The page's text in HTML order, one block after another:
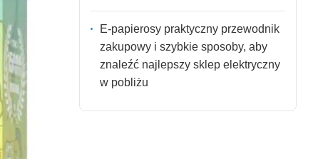
E-papierosy praktyczny przewodnik
zakupowy i szybkie sposoby, aby
znaleźć najlepszy sklep elektryczny
w pobliżu